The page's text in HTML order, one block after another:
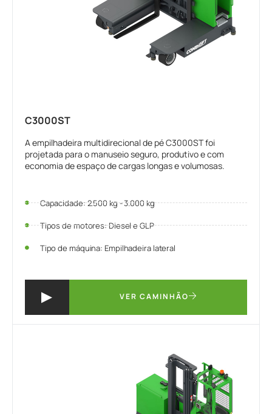
C3000ST
A empilhadeira multidirecional de pé C3000ST foi
projetada para o manuseio seguro, produtivo e com
economia de espaço de cargas longas e volumosas.
Capacidade: 2.500 kg - 3.000 kg
Tipos de motores: Diesel e GLP
Tipo de máquina: Empilhadeira lateral
VER CAMINHÃO